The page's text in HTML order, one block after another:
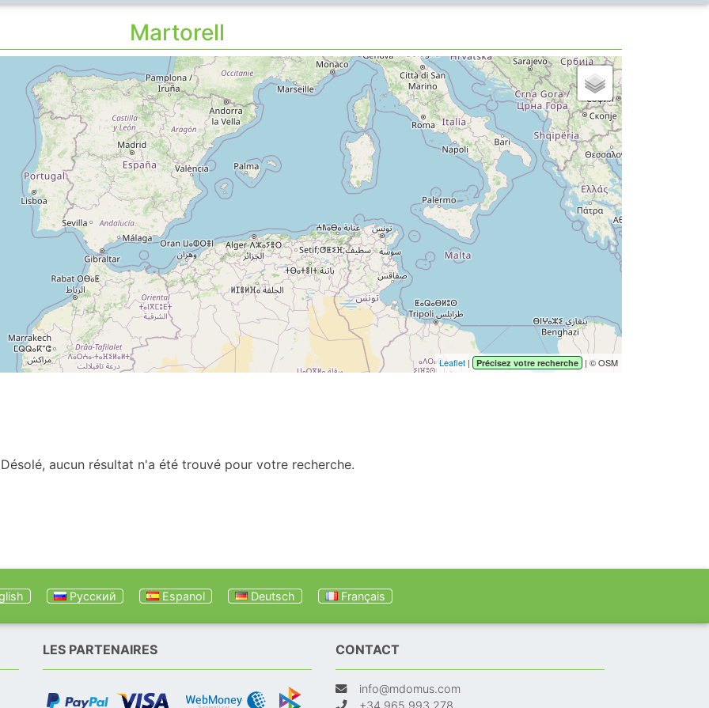
Martorell
Leaflet | Précisez votre recherche | © OSM
Désolé, aucun résultat n'a été trouvé pour votre recherche.
Русский Espanol Deutsch Français
LES PARTENAIRES CONTACT
info@mdomus.com
+34 965 993 278